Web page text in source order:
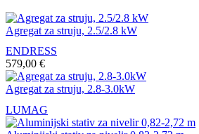
Agregat za struju, 2.5/2.8 kW
ENDRESS
579,00 €
Agregat za struju, 2.8-3.0kW
LUMAG